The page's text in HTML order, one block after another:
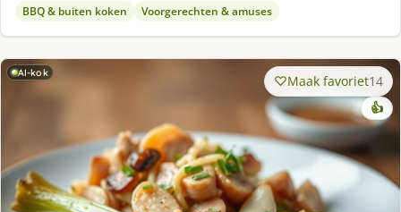
BBQ & buiten koken Voorgerechten & amuses
AI-kok Maak favoriet14
👍